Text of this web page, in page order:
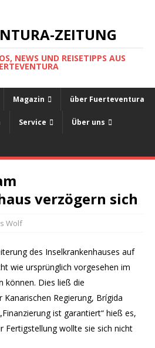
ZEITUNG
NEWS UND REISETIPPS AUS
Magazin über Fuerteventura
Service Über uns
verzögern sich
Wolf
des Inselkrankenhauses auf
wie ursprünglich vorgesehen im
können. Dies ließ die
Regierung, Brígida
ist garantiert“ hieß es,
Fertigstellung wollte sie sich nicht